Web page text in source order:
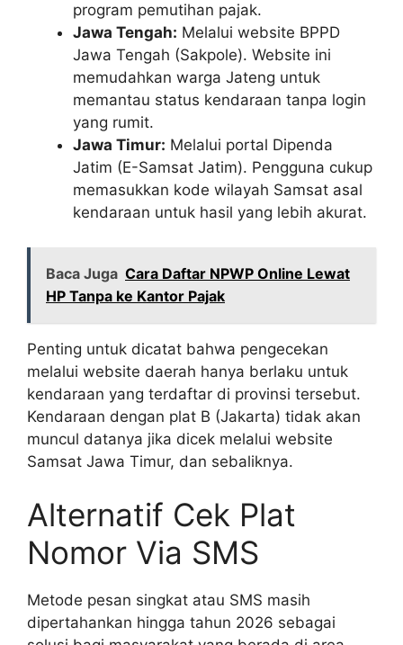
program pemutihan pajak.
Jawa Tengah: Melalui website BPPD
Jawa Tengah (Sakpole). Website ini
memudahkan warga Jateng untuk
memantau status kendaraan tanpa login
yang rumit.
Jawa Timur: Melalui portal Dipenda
Jatim (E-Samsat Jatim). Pengguna cukup
memasukkan kode wilayah Samsat asal
kendaraan untuk hasil yang lebih akurat.
Baca Juga Cara Daftar NPWP Online Lewat
HP Tanpa ke Kantor Pajak
Penting untuk dicatat bahwa pengecekan
melalui website daerah hanya berlaku untuk
kendaraan yang terdaftar di provinsi tersebut.
Kendaraan dengan plat B (Jakarta) tidak akan
muncul datanya jika dicek melalui website
Samsat Jawa Timur, dan sebaliknya.
Alternatif Cek Plat
Nomor Via SMS
Metode pesan singkat atau SMS masih
dipertahankan hingga tahun 2026 sebagai